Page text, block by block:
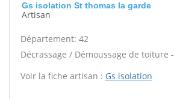
Gs isolation St thomas la garde
Artisan
Département: 42
Décrassage / Démoussage de toiture -
Voir la fiche artisan : Gs isolation